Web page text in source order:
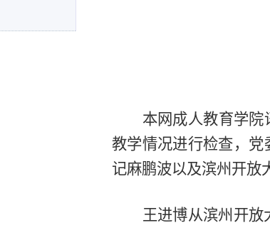
本网成人教育学院
教学情况进行检查，
记麻鹏波以及滨州开放
王进博从滨州开